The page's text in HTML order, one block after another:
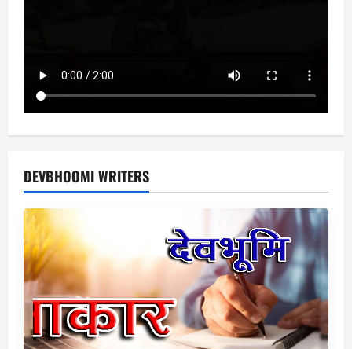
DEVBHOOMI WRITERS